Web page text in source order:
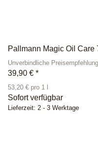
Pallmann Magic Oil Care
Unverbindliche
39,90 € *
53,20 € pro 1 l
Sofort verfügbar
Lieferzeit: 2 - 3 Werktage